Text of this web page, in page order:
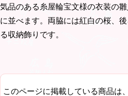
気品のある糸屋輪宝文様の衣装の
に並べます。両脇には紅白の桜、
る収納飾りです。
このページに掲載している商品は、